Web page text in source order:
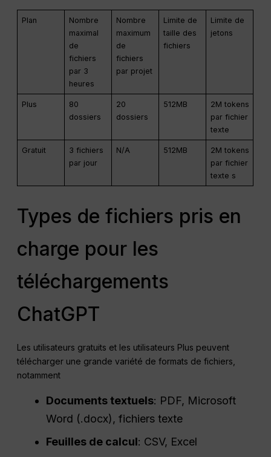
Plan
Nombre
maximal
de
fichiers
par 3
heures
Nombre
maximum
de
fichiers
par projet
Limite de
taille des
fichiers
Limite de
jetons
Plus
80
dossiers
20
dossiers
512MB
2M tokens
par fichier
texte
Gratuit
3 fichiers
par jour
N/A 512MB
2M tokens
par fichier
texte s
Types de fichiers pris en
charge pour les
téléchargements
ChatGPT
Les utilisateurs gratuits et les utilisateurs Plus peuvent
télécharger une grande variété de formats de fichiers,
notamment
Documents textuels: PDF, Microsoft
Word (.docx), fichiers texte
Feuilles de calcul: CSV, Excel